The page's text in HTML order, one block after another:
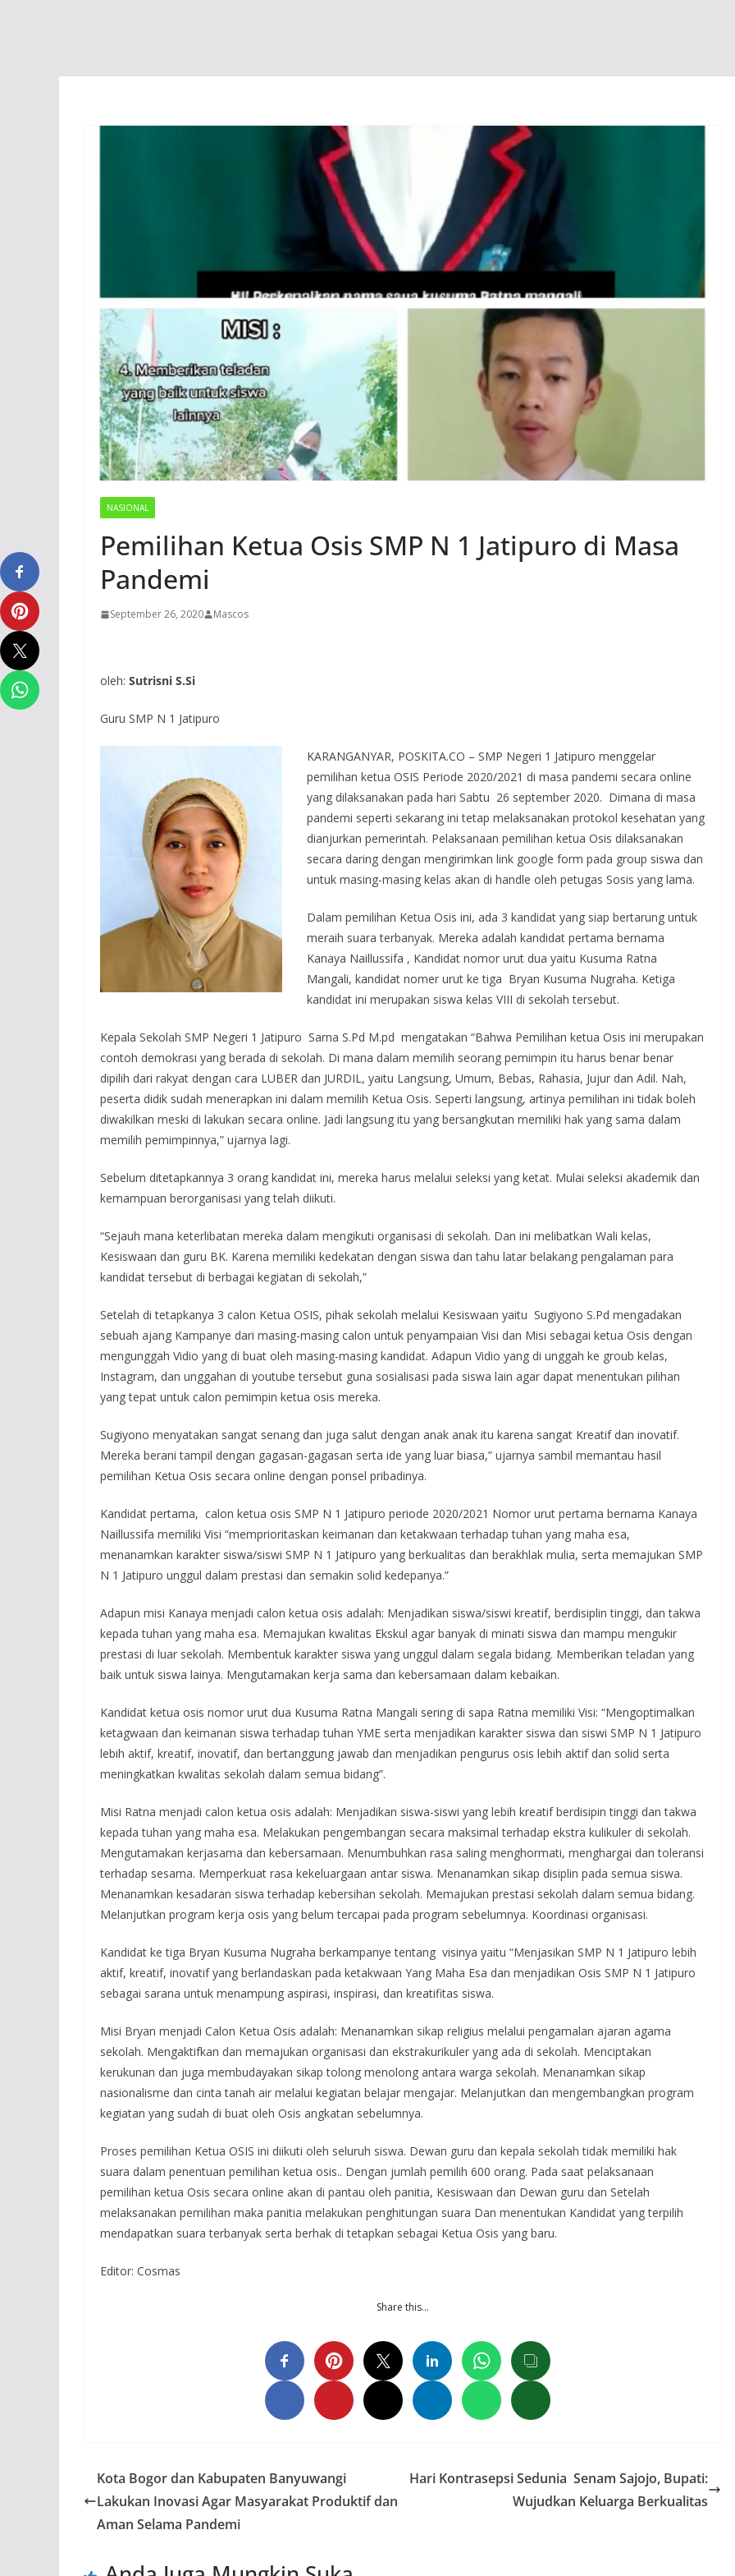
NASIONAL
Pemilihan Ketua Osis SMP N 1 Jatipuro di Masa
Pandemi
September 26, 2020 Mascos
oleh: Sutrisni S.Si
Guru SMP N 1 Jatipuro
KARANGANYAR, POSKITA.CO – SMP Negeri 1 Jatipuro menggelar
pemilihan ketua OSIS Periode 2020/2021 di masa pandemi secara online
yang dilaksanakan pada hari Sabtu 26 september 2020. Dimana di masa
pandemi seperti sekarang ini tetap melaksanakan protokol kesehatan yang
dianjurkan pemerintah. Pelaksanaan pemilihan ketua Osis dilaksanakan
secara daring dengan mengirimkan link google form pada group siswa dan
untuk masing-masing kelas akan di handle oleh petugas Sosis yang lama.
Dalam pemilihan Ketua Osis ini, ada 3 kandidat yang siap bertarung untuk
meraih suara terbanyak. Mereka adalah kandidat pertama bernama
Kanaya Naillussifa , Kandidat nomor urut dua yaitu Kusuma Ratna
Mangali, kandidat nomer urut ke tiga Bryan Kusuma Nugraha. Ketiga
kandidat ini merupakan siswa kelas VIII di sekolah tersebut.
Kepala Sekolah SMP Negeri 1 Jatipuro Sarna S.Pd M.pd mengatakan “Bahwa Pemilihan ketua Osis ini merupakan
contoh demokrasi yang berada di sekolah. Di mana dalam memilih seorang pemimpin itu harus benar benar
dipilih dari rakyat dengan cara LUBER dan JURDIL, yaitu Langsung, Umum, Bebas, Rahasia, Jujur dan Adil. Nah,
peserta didik sudah menerapkan ini dalam memilih Ketua Osis. Seperti langsung, artinya pemilihan ini tidak boleh
diwakilkan meski di lakukan secara online. Jadi langsung itu yang bersangkutan memiliki hak yang sama dalam
memilih pemimpinnya,” ujarnya lagi.
Sebelum ditetapkannya 3 orang kandidat ini, mereka harus melalui seleksi yang ketat. Mulai seleksi akademik dan
kemampuan berorganisasi yang telah diikuti.
“Sejauh mana keterlibatan mereka dalam mengikuti organisasi di sekolah. Dan ini melibatkan Wali kelas,
Kesiswaan dan guru BK. Karena memiliki kedekatan dengan siswa dan tahu latar belakang pengalaman para
kandidat tersebut di berbagai kegiatan di sekolah,”
Setelah di tetapkanya 3 calon Ketua OSIS, pihak sekolah melalui Kesiswaan yaitu Sugiyono S.Pd mengadakan
sebuah ajang Kampanye dari masing-masing calon untuk penyampaian Visi dan Misi sebagai ketua Osis dengan
mengunggah Vidio yang di buat oleh masing-masing kandidat. Adapun Vidio yang di unggah ke groub kelas,
Instagram, dan unggahan di youtube tersebut guna sosialisasi pada siswa lain agar dapat menentukan pilihan
yang tepat untuk calon pemimpin ketua osis mereka.
Sugiyono menyatakan sangat senang dan juga salut dengan anak anak itu karena sangat Kreatif dan inovatif.
Mereka berani tampil dengan gagasan-gagasan serta ide yang luar biasa,” ujarnya sambil memantau hasil
pemilihan Ketua Osis secara online dengan ponsel pribadinya.
Kandidat pertama, calon ketua osis SMP N 1 Jatipuro periode 2020/2021 Nomor urut pertama bernama Kanaya
Naillussifa memiliki Visi “memprioritaskan keimanan dan ketakwaan terhadap tuhan yang maha esa,
menanamkan karakter siswa/siswi SMP N 1 Jatipuro yang berkualitas dan berakhlak mulia, serta memajukan SMP
N 1 Jatipuro unggul dalam prestasi dan semakin solid kedepanya.”
Adapun misi Kanaya menjadi calon ketua osis adalah: Menjadikan siswa/siswi kreatif, berdisiplin tinggi, dan takwa
kepada tuhan yang maha esa. Memajukan kwalitas Ekskul agar banyak di minati siswa dan mampu mengukir
prestasi di luar sekolah. Membentuk karakter siswa yang unggul dalam segala bidang. Memberikan teladan yang
baik untuk siswa lainya. Mengutamakan kerja sama dan kebersamaan dalam kebaikan.
Kandidat ketua osis nomor urut dua Kusuma Ratna Mangali sering di sapa Ratna memiliki Visi: “Mengoptimalkan
ketagwaan dan keimanan siswa terhadap tuhan YME serta menjadikan karakter siswa dan siswi SMP N 1 Jatipuro
lebih aktif, kreatif, inovatif, dan bertanggung jawab dan menjadikan pengurus osis lebih aktif dan solid serta
meningkatkan kwalitas sekolah dalam semua bidang”.
Misi Ratna menjadi calon ketua osis adalah: Menjadikan siswa-siswi yang lebih kreatif berdisipin tinggi dan takwa
kepada tuhan yang maha esa. Melakukan pengembangan secara maksimal terhadap ekstra kulikuler di sekolah.
Mengutamakan kerjasama dan kebersamaan. Menumbuhkan rasa saling menghormati, menghargai dan toleransi
terhadap sesama. Memperkuat rasa kekeluargaan antar siswa. Menanamkan sikap disiplin pada semua siswa.
Menanamkan kesadaran siswa terhadap kebersihan sekolah. Memajukan prestasi sekolah dalam semua bidang.
Melanjutkan program kerja osis yang belum tercapai pada program sebelumnya. Koordinasi organisasi.
Kandidat ke tiga Bryan Kusuma Nugraha berkampanye tentang visinya yaitu “Menjasikan SMP N 1 Jatipuro lebih
aktif, kreatif, inovatif yang berlandaskan pada ketakwaan Yang Maha Esa dan menjadikan Osis SMP N 1 Jatipuro
sebagai sarana untuk menampung aspirasi, inspirasi, dan kreatifitas siswa.
Misi Bryan menjadi Calon Ketua Osis adalah: Menanamkan sikap religius melalui pengamalan ajaran agama
sekolah. Mengaktifkan dan memajukan organisasi dan ekstrakurikuler yang ada di sekolah. Menciptakan
kerukunan dan juga membudayakan sikap tolong menolong antara warga sekolah. Menanamkan sikap
nasionalisme dan cinta tanah air melalui kegiatan belajar mengajar. Melanjutkan dan mengembangkan program
kegiatan yang sudah di buat oleh Osis angkatan sebelumnya.
Proses pemilihan Ketua OSIS ini diikuti oleh seluruh siswa. Dewan guru dan kepala sekolah tidak memiliki hak
suara dalam penentuan pemilihan ketua osis.. Dengan jumlah pemilih 600 orang. Pada saat pelaksanaan
pemilihan ketua Osis secara online akan di pantau oleh panitia, Kesiswaan dan Dewan guru dan Setelah
melaksanakan pemilihan maka panitia melakukan penghitungan suara Dan menentukan Kandidat yang terpilih
mendapatkan suara terbanyak serta berhak di tetapkan sebagai Ketua Osis yang baru.
Editor: Cosmas
Share this…
Kota Bogor dan Kabupaten Banyuwangi
Lakukan Inovasi Agar Masyarakat Produktif dan
Aman Selama Pandemi
Hari Kontrasepsi Sedunia Senam Sajojo, Bupati:
Wujudkan Keluarga Berkualitas